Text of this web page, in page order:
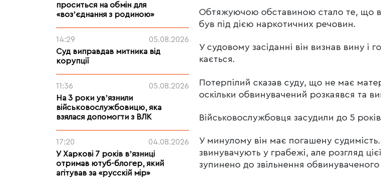
проситься на обмін для
«возʼєднання з родиною»
14:29
05.08.2026
Суд виправдав митника від
корупції
11:36
05.08.2026
На 3 роки увʼязнили
військовослужбовицю, яка
взялася допомогти з ВЛК
17:20
04.08.2026
У Харкові 7 років вʼязниці
отримав ютуб-блогер, який
агітував за «русскій мір»
Обтяжуючою обставиною стало те, що
був під дією наркотичних речовин.
У судовому засіданні він визнав вину
кається.
Потерпілий сказав суду, що не має
оскільки обвинувачений розкаявся та
Військовослужбовця засудили до 5
У минулому він має погашену
звинувачують у грабежі, але розгляд
зупинено до звільнення обвинуваченого